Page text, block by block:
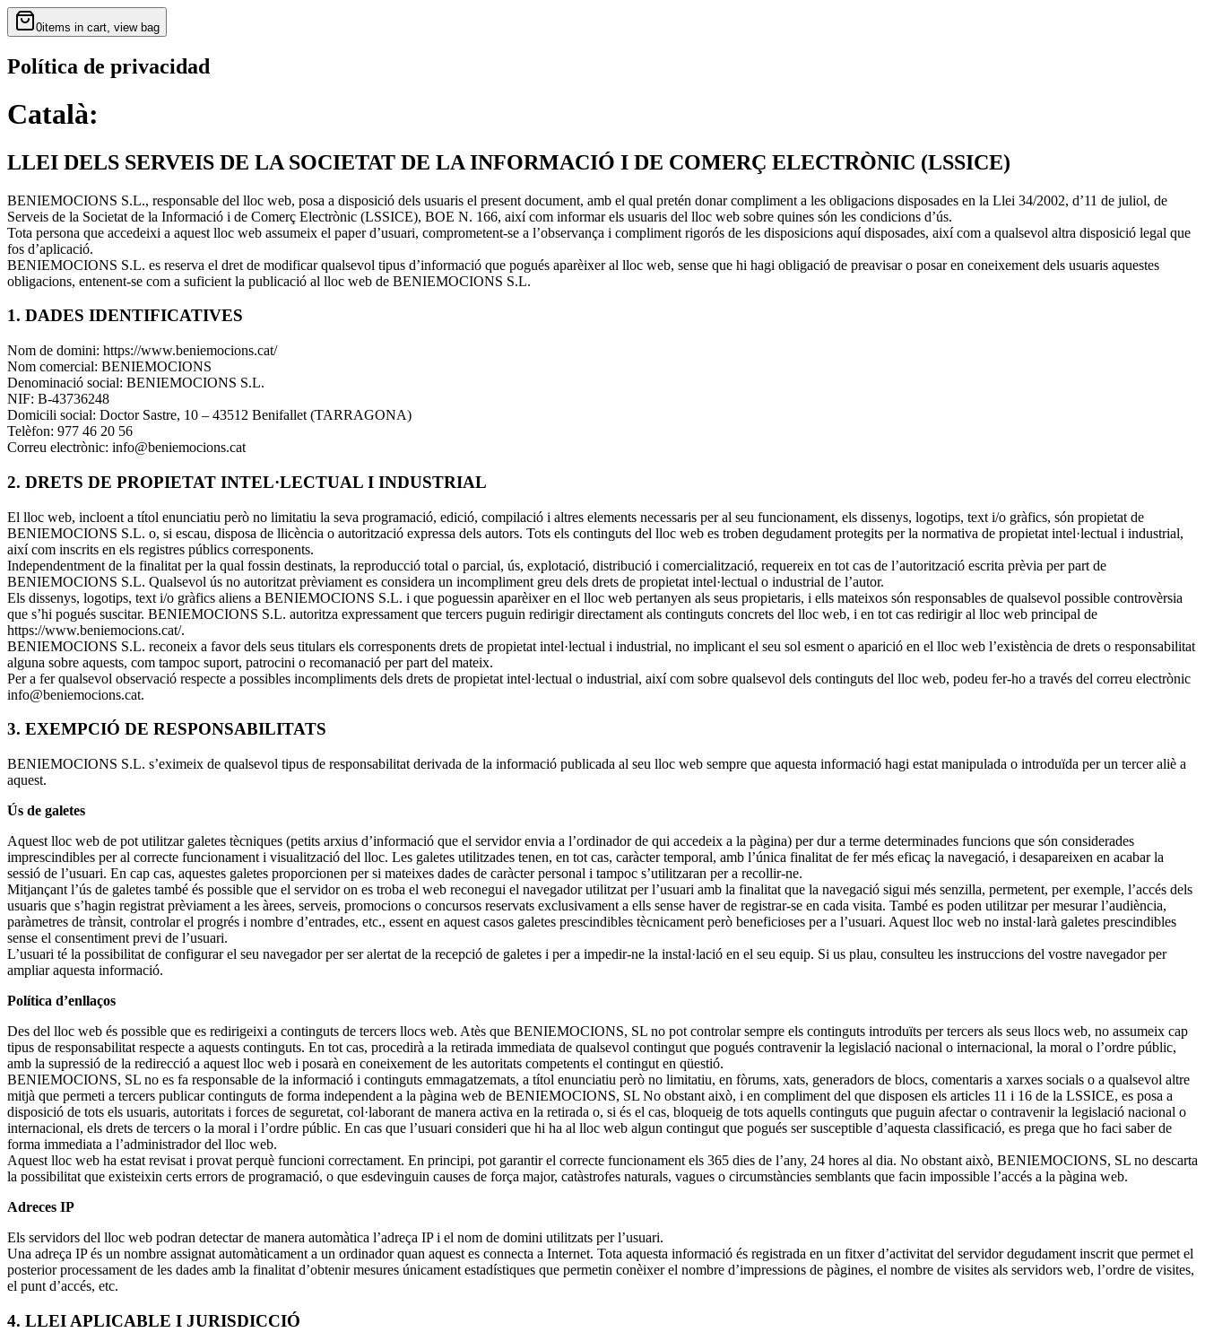
0items in cart, view bag
Política de privacidad
Català:
LLEI DELS SERVEIS DE LA SOCIETAT DE LA INFORMACIÓ I DE COMERÇ ELECTRÒNIC (LSSICE)
BENIEMOCIONS S.L., responsable del lloc web, posa a disposició dels usuaris el present document, amb el qual pretén donar compliment a les obligacions disposades en la Llei 34/2002, d’11 de juliol, de
Serveis de la Societat de la Informació i de Comerç Electrònic (LSSICE), BOE N. 166, així com informar els usuaris del lloc web sobre quines són les condicions d’ús.
Tota persona que accedeixi a aquest lloc web assumeix el paper d’usuari, comprometent-se a l’observança i compliment rigorós de les disposicions aquí disposades, així com a qualsevol altra disposició legal que
fos d’aplicació.
BENIEMOCIONS S.L. es reserva el dret de modificar qualsevol tipus d’informació que pogués aparèixer al lloc web, sense que hi hagi obligació de preavisar o posar en coneixement dels usuaris aquestes
obligacions, entenent-se com a suficient la publicació al lloc web de BENIEMOCIONS S.L.
1. DADES IDENTIFICATIVES
Nom de domini: https://www.beniemocions.cat/
Nom comercial: BENIEMOCIONS
Denominació social: BENIEMOCIONS S.L.
NIF: B-43736248
Domicili social: Doctor Sastre, 10 – 43512 Benifallet (TARRAGONA)
Telèfon: 977 46 20 56
Correu electrònic: info@beniemocions.cat
2. DRETS DE PROPIETAT INTEL·LECTUAL I INDUSTRIAL
El lloc web, incloent a títol enunciatiu però no limitatiu la seva programació, edició, compilació i altres elements necessaris per al seu funcionament, els dissenys, logotips, text i/o gràfics, són propietat de
BENIEMOCIONS S.L. o, si escau, disposa de llicència o autorització expressa dels autors. Tots els continguts del lloc web es troben degudament protegits per la normativa de propietat intel·lectual i industrial,
així com inscrits en els registres públics corresponents.
Independentment de la finalitat per la qual fossin destinats, la reproducció total o parcial, ús, explotació, distribució i comercialització, requereix en tot cas de l’autorització escrita prèvia per part de
BENIEMOCIONS S.L. Qualsevol ús no autoritzat prèviament es considera un incompliment greu dels drets de propietat intel·lectual o industrial de l’autor.
Els dissenys, logotips, text i/o gràfics aliens a BENIEMOCIONS S.L. i que poguessin aparèixer en el lloc web pertanyen als seus propietaris, i ells mateixos són responsables de qualsevol possible controvèrsia
que s’hi pogués suscitar. BENIEMOCIONS S.L. autoritza expressament que tercers puguin redirigir directament als continguts concrets del lloc web, i en tot cas redirigir al lloc web principal de
https://www.beniemocions.cat/.
BENIEMOCIONS S.L. reconeix a favor dels seus titulars els corresponents drets de propietat intel·lectual i industrial, no implicant el seu sol esment o aparició en el lloc web l’existència de drets o responsabilitat
alguna sobre aquests, com tampoc suport, patrocini o recomanació per part del mateix.
Per a fer qualsevol observació respecte a possibles incompliments dels drets de propietat intel·lectual o industrial, així com sobre qualsevol dels continguts del lloc web, podeu fer-ho a través del correu electrònic
info@beniemocions.cat.
3. EXEMPCIÓ DE RESPONSABILITATS
BENIEMOCIONS S.L. s’eximeix de qualsevol tipus de responsabilitat derivada de la informació publicada al seu lloc web sempre que aquesta informació hagi estat manipulada o introduïda per un tercer aliè a
aquest.
Ús de galetes
Aquest lloc web de pot utilitzar galetes tècniques (petits arxius d’informació que el servidor envia a l’ordinador de qui accedeix a la pàgina) per dur a terme determinades funcions que són considerades
imprescindibles per al correcte funcionament i visualització del lloc. Les galetes utilitzades tenen, en tot cas, caràcter temporal, amb l’única finalitat de fer més eficaç la navegació, i desapareixen en acabar la
sessió de l’usuari. En cap cas, aquestes galetes proporcionen per si mateixes dades de caràcter personal i tampoc s’utilitzaran per a recollir-ne.
Mitjançant l’ús de galetes també és possible que el servidor on es troba el web reconegui el navegador utilitzat per l’usuari amb la finalitat que la navegació sigui més senzilla, permetent, per exemple, l’accés dels
usuaris que s’hagin registrat prèviament a les àrees, serveis, promocions o concursos reservats exclusivament a ells sense haver de registrar-se en cada visita. També es poden utilitzar per mesurar l’audiència,
paràmetres de trànsit, controlar el progrés i nombre d’entrades, etc., essent en aquest casos galetes prescindibles tècnicament però beneficioses per a l’usuari. Aquest lloc web no instal·larà galetes prescindibles
sense el consentiment previ de l’usuari.
L’usuari té la possibilitat de configurar el seu navegador per ser alertat de la recepció de galetes i per a impedir-ne la instal·lació en el seu equip. Si us plau, consulteu les instruccions del vostre navegador per
ampliar aquesta informació.
Política d’enllaços
Des del lloc web és possible que es redirigeixi a continguts de tercers llocs web. Atès que BENIEMOCIONS, SL no pot controlar sempre els continguts introduïts per tercers als seus llocs web, no assumeix cap
tipus de responsabilitat respecte a aquests continguts. En tot cas, procedirà a la retirada immediata de qualsevol contingut que pogués contravenir la legislació nacional o internacional, la moral o l’ordre públic,
amb la supressió de la redirecció a aquest lloc web i posarà en coneixement de les autoritats competents el contingut en qüestió.
BENIEMOCIONS, SL no es fa responsable de la informació i continguts emmagatzemats, a títol enunciatiu però no limitatiu, en fòrums, xats, generadors de blocs, comentaris a xarxes socials o a qualsevol altre
mitjà que permeti a tercers publicar continguts de forma independent a la pàgina web de BENIEMOCIONS, SL No obstant això, i en compliment del que disposen els articles 11 i 16 de la LSSICE, es posa a
disposició de tots els usuaris, autoritats i forces de seguretat, col·laborant de manera activa en la retirada o, si és el cas, bloqueig de tots aquells continguts que puguin afectar o contravenir la legislació nacional o
internacional, els drets de tercers o la moral i l’ordre públic. En cas que l’usuari consideri que hi ha al lloc web algun contingut que pogués ser susceptible d’aquesta classificació, es prega que ho faci saber de
forma immediata a l’administrador del lloc web.
Aquest lloc web ha estat revisat i provat perquè funcioni correctament. En principi, pot garantir el correcte funcionament els 365 dies de l’any, 24 hores al dia. No obstant això, BENIEMOCIONS, SL no descarta
la possibilitat que existeixin certs errors de programació, o que esdevinguin causes de força major, catàstrofes naturals, vagues o circumstàncies semblants que facin impossible l’accés a la pàgina web.
Adreces IP
Els servidors del lloc web podran detectar de manera automàtica l’adreça IP i el nom de domini utilitzats per l’usuari.
Una adreça IP és un nombre assignat automàticament a un ordinador quan aquest es connecta a Internet. Tota aquesta informació és registrada en un fitxer d’activitat del servidor degudament inscrit que permet el
posterior processament de les dades amb la finalitat d’obtenir mesures únicament estadístiques que permetin conèixer el nombre d’impressions de pàgines, el nombre de visites als servidors web, l’ordre de visites,
el punt d’accés, etc.
4. LLEI APLICABLE I JURISDICCIÓ